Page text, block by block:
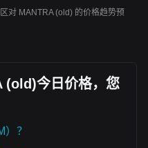
对 MANTRA (old) 的价格趋势预
(old)今日价格，您
？